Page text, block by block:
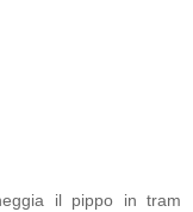
il pippo in tram